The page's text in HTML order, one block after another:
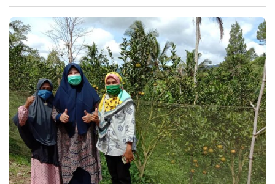
Pemerintah
Kesejahteraan
Petani
di
Daerah